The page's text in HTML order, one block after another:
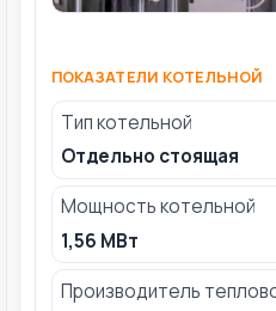
ПОКАЗАТЕЛИ КОТЕЛЬНОЙ
Тип котельной
Отдельно стоящая
Мощность котельной
1,56 МВт
Производитель